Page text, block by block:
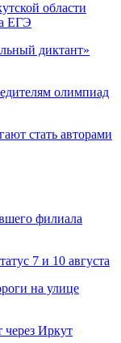
области
ЕГЭ
диктант»
олимпиад
стать авторами
филиала
7 и 10 августа
на улице
Иркут